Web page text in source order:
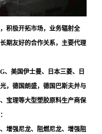
积极开拓市场，业务辐射全
期友好的合作关系，主要代理
、美国伊士曼、日本三菱、日
，德国朗盛，德国巴斯夫并与
宝理等大型塑胶原料生产商保
增强尼龙、阻燃尼龙、增强阻